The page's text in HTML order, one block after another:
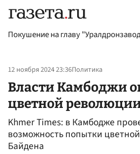
Покушение на главу
12 ноября 2024 23:36Политика
Власти Камбоджи
цветной
Khmer Times: в Камбодже
возможность попытки
Байдена